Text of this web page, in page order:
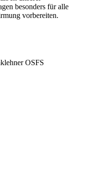
besonders für alle
vorbereiten.
OSFS